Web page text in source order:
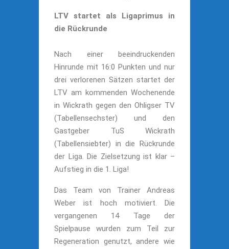
LTV startet als Ligaprimus in
die Rückrunde
Nach einer beeindruckenden
Hinrunde mit 16:0 Punkten und nur
drei verlorenen Sätzen startet der
LTV am kommenden Wochenende
in Wickrath gegen den Ohligser TV
(Tabellensechster) und den
Gastgeber TuS Wickrath
(Tabellensiebter) in die Rückrunde
der Liga. Die Zielsetzung ist klar –
Aufstieg in die 1. Liga!
Das Team von Trainer Andreas
Weber ist hoch motiviert. Die
vergangenen 14 Tage der
Spielpause wurden zum Teil zur
Regeneration genutzt, andere wie